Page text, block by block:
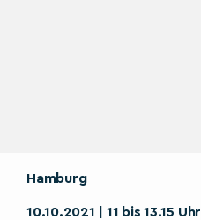
Hamburg
10.10.2021 | 11 bis 13.15 Uhr